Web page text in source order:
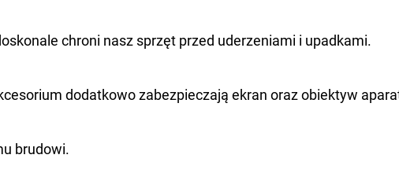
chroni nasz sprzęt przed uderzeniami i upadkami.
dodatkowo zabezpieczają ekran oraz obiektyw
brudowi.